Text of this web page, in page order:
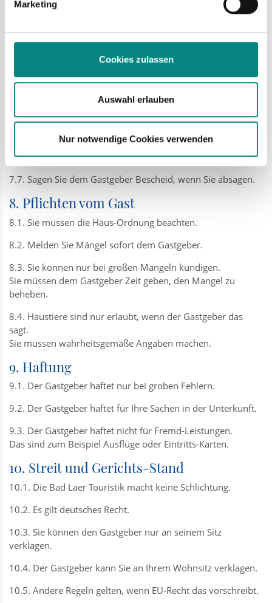
Marketing
Cookies zulassen
Auswahl erlauben
Nur notwendige Cookies verwenden
• Übernachtung mit Frühstück: 80 Prozent
• Halbpension: 70 Prozent
• Vollpension: 60 Prozent
Kosten hatte.
Dann müssen Sie weniger zahlen.
7.6. Wir empfehlen eine Reise-Rücktritts-Versicherung.
7.7. Sagen Sie dem Gastgeber Bescheid, wenn Sie absagen.
8. Pflichten vom Gast
8.1. Sie müssen die Haus-Ordnung beachten.
8.2. Melden Sie Mängel sofort dem Gastgeber.
8.3. Sie können nur bei großen Mängeln kündigen.
Sie müssen dem Gastgeber Zeit geben, den Mangel zu
beheben.
8.4. Haustiere sind nur erlaubt, wenn der Gastgeber das
sagt.
Sie müssen wahrheitsgemäße Angaben machen.
9. Haftung
9.1. Der Gastgeber haftet nur bei groben Fehlern.
9.2. Der Gastgeber haftet für Ihre Sachen in der Unterkunft.
9.3. Der Gastgeber haftet nicht für Fremd-Leistungen.
Das sind zum Beispiel Ausflüge oder Eintritts-Karten.
10. Streit und Gerichts-Stand
10.1. Die Bad Laer Touristik macht keine Schlichtung.
10.2. Es gilt deutsches Recht.
10.3. Sie können den Gastgeber nur an seinem Sitz
verklagen.
10.4. Der Gastgeber kann Sie an Ihrem Wohnsitz verklagen.
10.5. Andere Regeln gelten, wenn EU-Recht das vorschreibt.